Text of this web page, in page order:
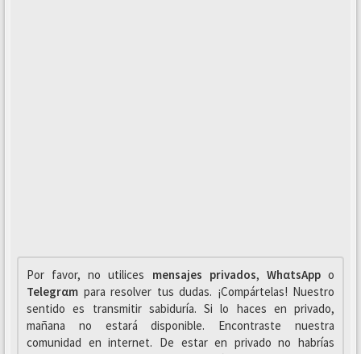
Por favor, no utilices mensajes privados, WhαtsAppo
Telegrαm para resolver tus dudas. ¡Compártelas! Nuestro
sentido es transmitir sabiduría. Si lo haces en privado,
mañana no estará disponible. Encontraste nuestra
comunidad en internet. De estar en privado no habrías